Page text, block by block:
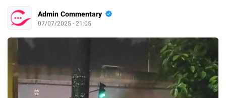
Admin Commentary
07/07/2025 - 21:05